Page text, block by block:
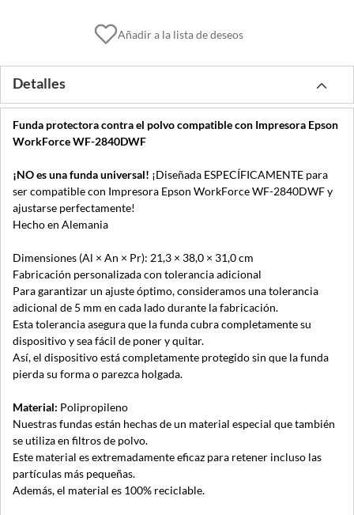
Añadir a la lista de deseos
Detalles
Funda protectora contra el polvo compatible con Impresora Epson
WorkForce WF-2840DWF
¡NO es una funda universal! ¡Diseñada ESPECÍFICAMENTE para
ser compatible con Impresora Epson WorkForce WF-2840DWF y
ajustarse perfectamente!
Hecho en Alemania
Dimensiones (Al × An × Pr): 21,3 × 38,0 × 31,0 cm
Fabricación personalizada con tolerancia adicional
Para garantizar un ajuste óptimo, consideramos una tolerancia
adicional de 5 mm en cada lado durante la fabricación.
Esta tolerancia asegura que la funda cubra completamente su
dispositivo y sea fácil de poner y quitar.
Así, el dispositivo está completamente protegido sin que la funda
pierda su forma o parezca holgada.
Material: Polipropileno
Nuestras fundas están hechas de un material especial que también
se utiliza en filtros de polvo.
Este material es extremadamente eficaz para retener incluso las
partículas más pequeñas.
Además, el material es 100% reciclable.